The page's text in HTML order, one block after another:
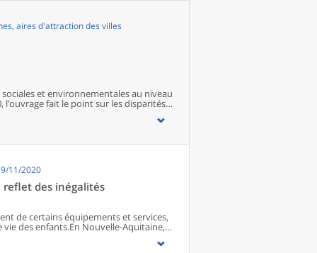
aires d'attraction des villes
et environnementales au niveau
l’ouvrage fait le point sur les disparités
territoires ainsi que sur les conditions
11/2020
des inégalités
de certains équipements et services,
des enfants.En Nouvelle-Aquitaine,
éloignés des équipements et